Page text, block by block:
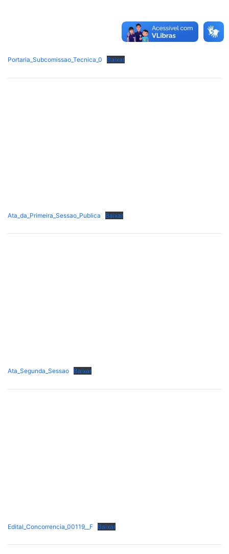
Portaria_Subcomissao_Tecnica_0 Baixar
Ata_da_Primeira_Sessao_Publica Baixar
Ata_Segunda_Sessao Baixar
Edital_Concorrencia_00119__F Baixar